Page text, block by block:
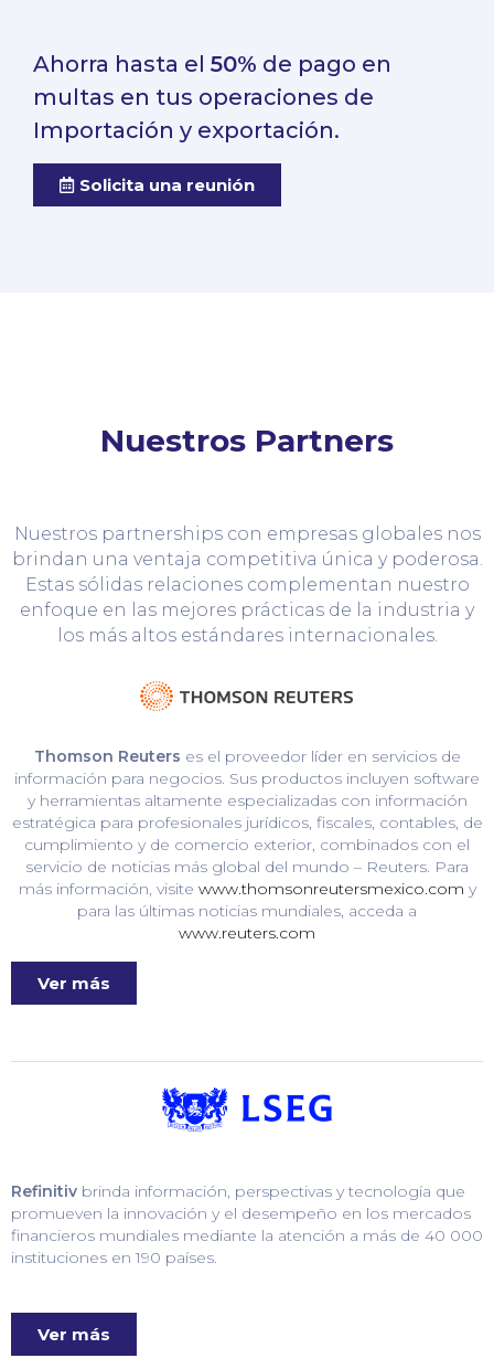
Ahorra hasta el 50% de pago en
multas en tus operaciones de
Importación y exportación.
Solicita una reunión
Nuestros Partners
Nuestros partnerships con empresas globales nos
brindan una ventaja competitiva única y poderosa.
Estas sólidas relaciones complementan nuestro
enfoque en las mejores prácticas de la industria y
los más altos estándares internacionales.
Thomson Reuters es el proveedor líder en servicios de
información para negocios. Sus productos incluyen software
y herramientas altamente especializadas con información
estratégica para profesionales jurídicos, fiscales, contables, de
cumplimiento y de comercio exterior, combinados con el
servicio de noticias más global del mundo – Reuters. Para
más información, visite www.thomsonreutersmexico.com y
para las últimas noticias mundiales, acceda a
www.reuters.com
Ver más
Refinitiv brinda información, perspectivas y tecnología que
promueven la innovación y el desempeño en los mercados
financieros mundiales mediante la atención a más de 40 000
instituciones en 190 países.
Ver más